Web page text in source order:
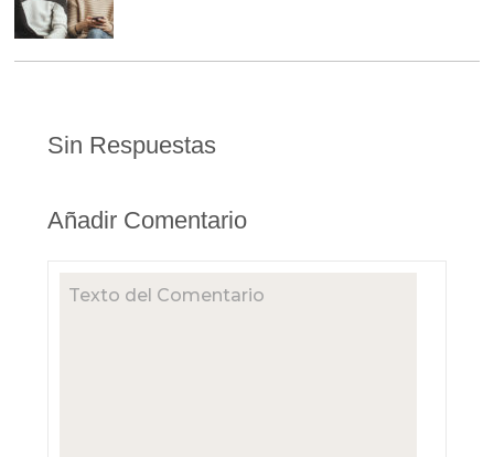
Sin Respuestas
Añadir Comentario